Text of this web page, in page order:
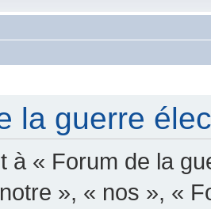
la guerre
à « Forum de la
», « nos », «